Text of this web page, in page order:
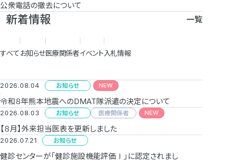
公衆電話の撤去について
新着情報 一覧
すべて お知らせ医療関係者イベント入札情報
2026.08.04 お知らせ
令和８年熊本地震へのDMAT隊派遣の決定について
NEW
2026.08.03 お知らせ 医療関係者
【８月】外来担当医表を更新しました
NEW
2026.07.21 お知らせ
健診センターが「健診施設機能評価Ⅰ」に認定されまし